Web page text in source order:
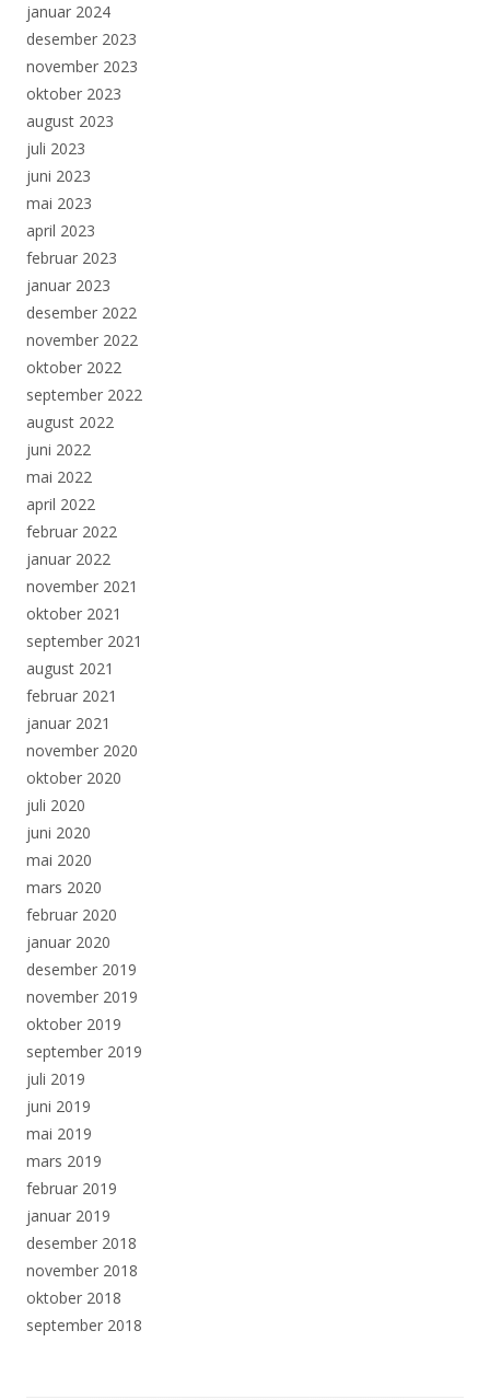
januar 2024
desember 2023
november 2023
oktober 2023
august 2023
juli 2023
juni 2023
mai 2023
april 2023
februar 2023
januar 2023
desember 2022
november 2022
oktober 2022
september 2022
august 2022
juni 2022
mai 2022
april 2022
februar 2022
januar 2022
november 2021
oktober 2021
september 2021
august 2021
februar 2021
januar 2021
november 2020
oktober 2020
juli 2020
juni 2020
mai 2020
mars 2020
februar 2020
januar 2020
desember 2019
november 2019
oktober 2019
september 2019
juli 2019
juni 2019
mai 2019
mars 2019
februar 2019
januar 2019
desember 2018
november 2018
oktober 2018
september 2018